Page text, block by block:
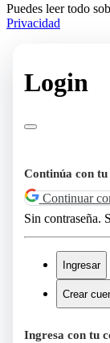
Puedes leer todo
Privacidad
Login
Continúa con tu
Continuar
Sin contraseña.
Ingresar
Crear
Ingresa con tu